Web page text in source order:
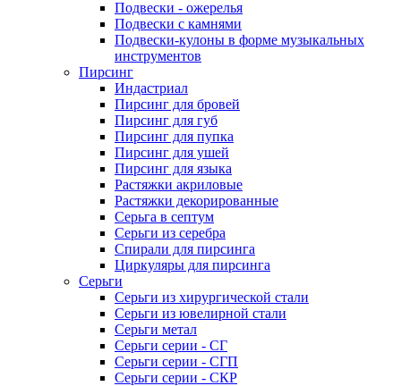
Подвески - ожерелья
Подвески с камнями
Подвески-кулоны в форме музыкальных
инструментов
Пирсинг
Индастриал
Пирсинг для бровей
Пирсинг для губ
Пирсинг для пупка
Пирсинг для ушей
Пирсинг для языка
Растяжки акриловые
Растяжки декорированные
Серьга в септум
Серьги из серебра
Спирали для пирсинга
Циркуляры для пирсинга
Серьги
Серьги из хирургической стали
Серьги из ювелирной стали
Серьги метал
Серьги серии - СГ
Серьги серии - СГП
Серьги серии - СКР